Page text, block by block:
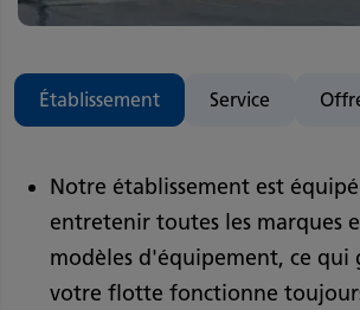
Établissement Service
Notre établissement est
entretenir toutes les marques
modèles d'équipement, ce qui
votre flotte fonctionne